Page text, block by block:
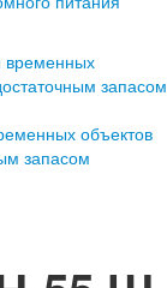
объектов
запасом